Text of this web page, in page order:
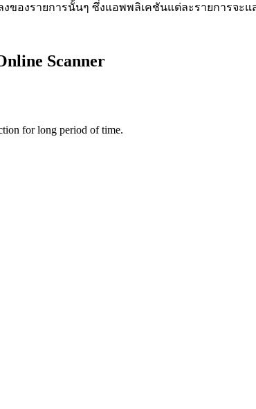
องรายการนั้นๆ ซึ่งแอพพลิเคชันแต่ละรายการจะแ
Scanner
for long period of time.